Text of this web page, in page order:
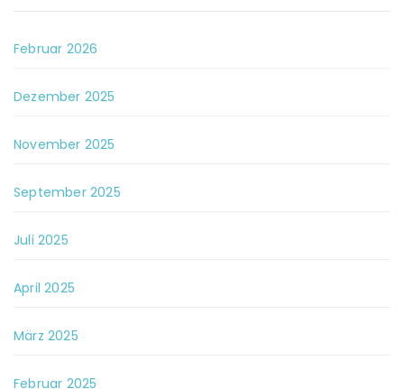
Februar 2026
Dezember 2025
November 2025
September 2025
Juli 2025
April 2025
März 2025
Februar 2025